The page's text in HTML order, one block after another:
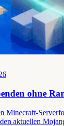
ohne
Minecraft-
aktuellen